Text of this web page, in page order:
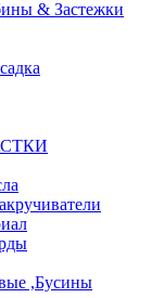
& Застежки
,Бусины